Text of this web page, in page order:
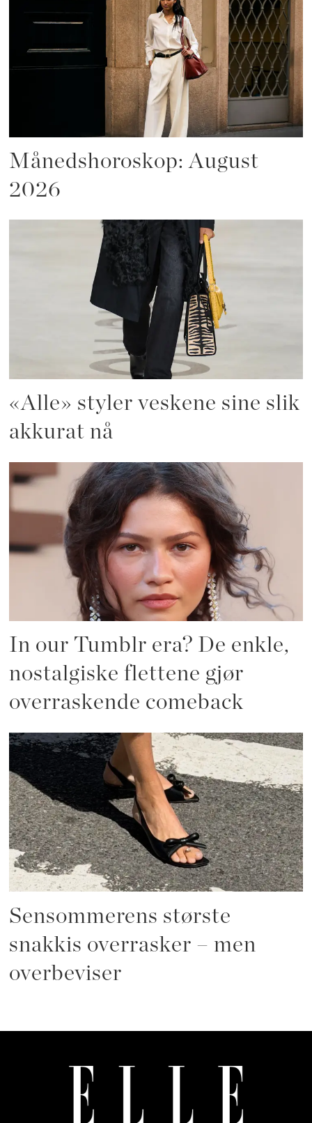
Månedshoroskop: August
2026
«Alle» styler veskene sine slik
akkurat nå
In our Tumblr era? De enkle,
nostalgiske flettene gjør
overraskende comeback
Sensommerens største
snakkis overrasker – men
overbeviser